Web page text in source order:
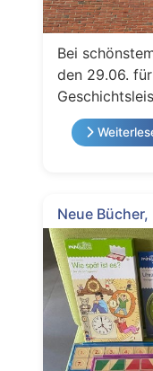
Bei
den 29.06.
Neue